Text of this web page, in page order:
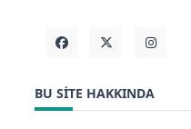
BU SITE HAKKINDA